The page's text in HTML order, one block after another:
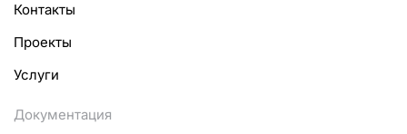
Контакты
Проекты
Услуги
Документация